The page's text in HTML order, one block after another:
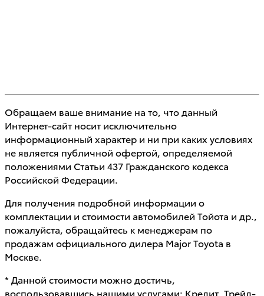
Обращаем ваше внимание на то, что данный
Интернет-сайт носит исключительно
информационный характер и ни при каких условиях
не является публичной офертой, определяемой
положениями Статьи 437 Гражданского кодекса
Российской Федерации.
Для получения подробной информации о
комплектации и стоимости автомобилей Тойота и др.,
пожалуйста, обращайтесь к менеджерам по
продажам официального дилера Major Toyota в
Москве.
* Данной стоимости можно достичь,
воспользовавшись нашими услугами: Кредит, Трейд-